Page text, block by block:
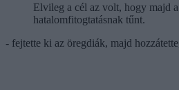
Elvileg a cél az volt, hogy majd
hatalomfitogtatásnak tűnt.
- fejtette ki az öregdiák, majd